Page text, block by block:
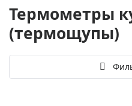
Термометры
(термощупы)